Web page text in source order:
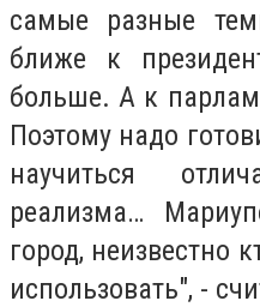
самые разные
ближе к
больше. А к
Поэтому надо
научиться
реализма…
город, неизвестно
использовать", -